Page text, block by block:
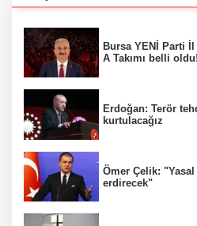
Bursa YENİ Parti İl
A Takımı belli oldu!
Erdoğan: Terör
kurtulacağız
Ömer Çelik:
erdirecek"